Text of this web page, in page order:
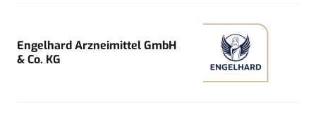
Engelhard Arzneimittel GmbH
& Co. KG